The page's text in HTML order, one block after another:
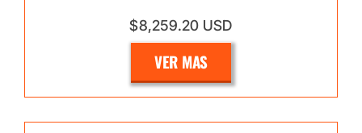
$8,259.20 USD
VER MAS